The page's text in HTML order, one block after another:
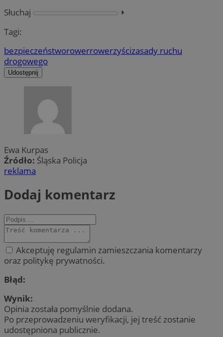
Słuchaj
⏵︎
Tagi:
bezpieczeństworowerrowerzyścizasady ruchu
drogowego
Udostępnij
Ewa Kurpas
Źródło: Śląska Policja
reklama
Dodaj komentarz
Akceptuję regulamin zamieszczania komentarzy
oraz politykę prywatności.
Błąd:
Wynik:
Opinia została pomyślnie dodana.
Po przeprowadzeniu weryfikacji, jej treść zostanie
udostępniona publicznie.